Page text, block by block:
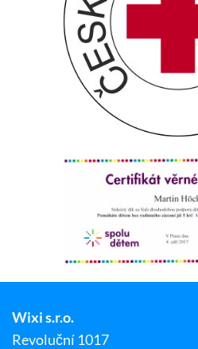
Wixi s.r.o.
Revoluční 1017